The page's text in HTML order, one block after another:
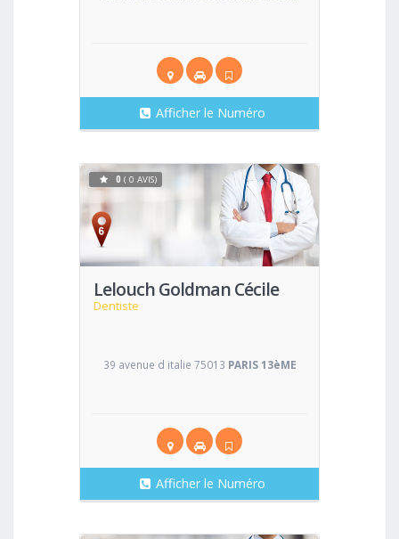
Afficher le Numéro
Lelouch Goldman Cécile
Dentiste
Voir
0 ( 0 AVIS)
39 avenue d italie 75013 PARIS 13èME
Afficher le Numéro